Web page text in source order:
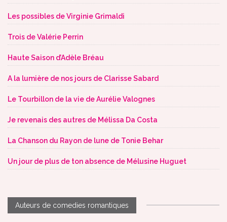
Les possibles de Virginie Grimaldi
Trois de Valérie Perrin
Haute Saison d’Adèle Bréau
A la lumière de nos jours de Clarisse Sabard
Le Tourbillon de la vie de Aurélie Valognes
Je revenais des autres de Mélissa Da Costa
La Chanson du Rayon de lune de Tonie Behar
Un jour de plus de ton absence de Mélusine Huguet
Auteurs de comedies romantiques